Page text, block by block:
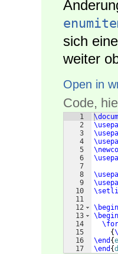
sich
weiter
Open in
Code,
1
2
3
4
5
6
7
8
9
10
11
12
13
14
15
16
17
\begin
\begin
{
\end {
\end {